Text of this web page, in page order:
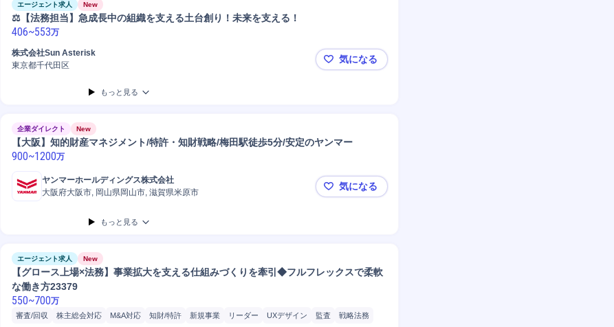
エージェント求人 New
⚖️【法務担当】急成長中の組織を支える土台創り！未来を支える！
406~553万
株式会社Sun Asterisk
東京都千代田区
⚖️【法務担当】急成長中の組織を支える土台創り！未
気になる
もっと見る
企業ダイレクト New
【大阪】知的財産マネジメント/特許・知財戦略/梅田駅徒歩5分/安定のヤンマー
900~1200万
ヤンマーホールディングス株式会社
大阪府大阪市, 岡山県岡山市, 滋賀県米原市
【大阪】知的財産マネジメント/特許・知財戦略/梅田
気になる
もっと見る
エージェント求人 New
【グロース上場×法務】事業拡大を支える仕組みづくりを牽引◆フルフレックスで柔軟
な働き方23379
550~700万
審査/回収 株主総会対応 M&A対応 知財/特許 新規事業 リーダー UXデザイン 監査
戦略法務